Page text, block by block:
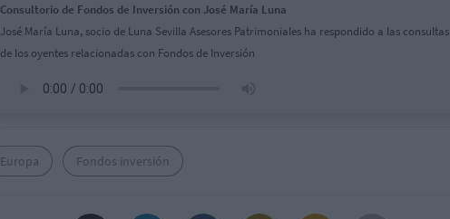
Consultorio de Fondos de Inversión con José María Luna
José María Luna, socio de Luna Sevilla Asesores Patrimoniales ha respondido a las consultas
de los oyentes relacionadas con Fondos de Inversión
Europa Fondos inversión